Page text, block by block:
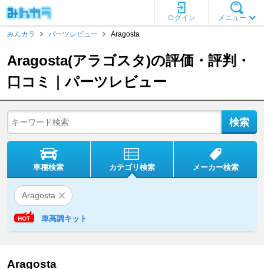
メニュー
ログイン
みんカラ
パーツレビュー Aragosta
Aragosta(アラゴスタ)の評価・評判・
口コミ｜パーツレビュー
車種検索 カテゴリ検索 メーカー検索
Aragosta
車高調キット
Aragosta